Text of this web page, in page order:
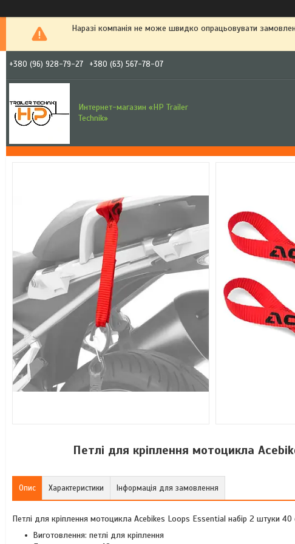
Наразі компанія не може швидко опрацьовувати
+380 (96) 928-79-27 +380 (63) 567-78-07
Интернет-магазин «HP Trailer
Technik»
Петлі для кріплення мотоцикла
Опис Характеристики Інформація для замовлення
Петлі для кріплення мотоцикла Acebikes Loops Essential набір 2 штуки
Виготовлення: петлі для кріплення